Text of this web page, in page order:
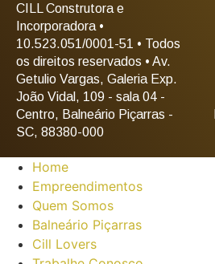
CILL Construtora e
Incorporadora •
10.523.051/0001-51 • Todos
os direitos reservados • Av.
Getulio Vargas, Galeria Exp.
João Vidal, 109 - sala 04 -
Centro, Balneário Piçarras -
SC, 88380-000
Home
Empreendimentos
Quem Somos
Balneário Piçarras
Cill Lovers